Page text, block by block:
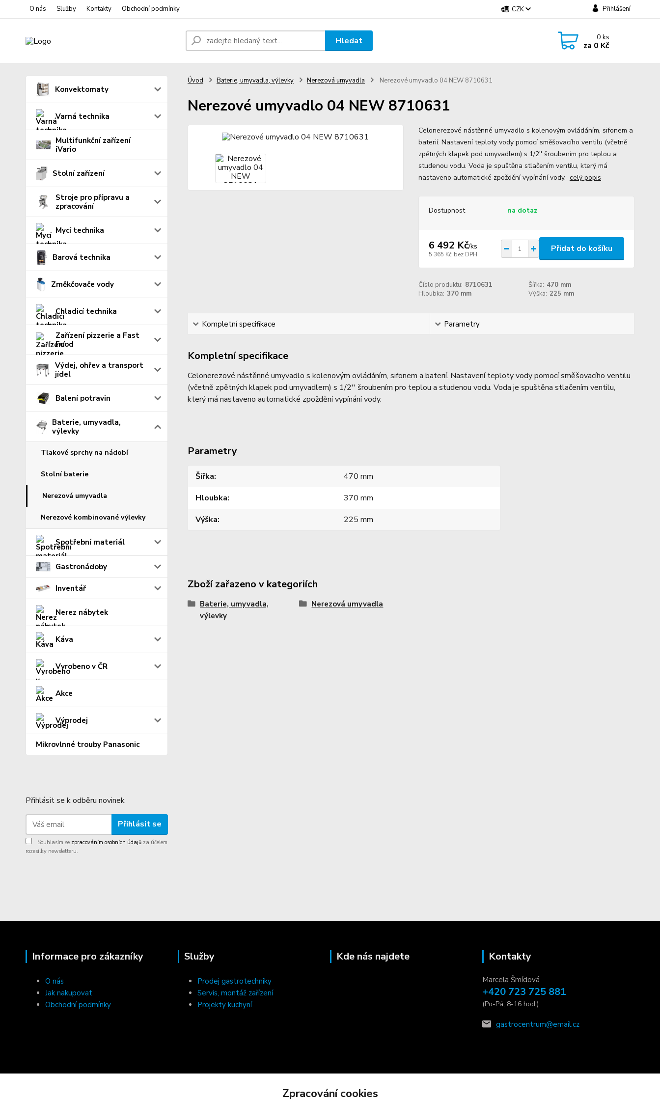
O nás Služby Kontakty Obchodní podmínky CZK Přihlášení
Hledat 0ks
za 0 Kč
Konvektomaty
Varná technika
Multifunkční zařízení
iVario
Stolní zařízení
Stroje pro přípravu a
zpracování
Mycí technika
Barová technika
Změkčovače vody
Chladicí technika
Zařízení pizzerie a Fast
Food
Výdej, ohřev a transport
jídel
Balení potravin
Baterie, umyvadla,
výlevky
Tlakové sprchy na nádobí
Stolní baterie
Nerezová umyvadla
Nerezové kombinované výlevky
Spotřební materiál
Gastronádoby
Inventář
Nerez nábytek
Káva
Vyrobeno v ČR
Akce
Výprodej
Mikrovlnné trouby Panasonic
Přihlásit se k odběru novinek
Přihlásit se
Souhlasím se zpracováním osobních údajů za účelem
rozesílky newsletteru.
Úvod Baterie, umyvadla, výlevky Nerezová umyvadla Nerezové umyvadlo 04 NEW 8710631
Nerezové umyvadlo 04 NEW 8710631
Celonerezové nástěnné umyvadlo s kolenovým ovládáním, sifonem a
baterií. Nastavení teploty vody pomocí směšovacího ventilu (včetně
zpětných klapek pod umyvadlem) s 1/2'' šroubením pro teplou a
studenou vodu. Voda je spuštěna stlačením ventilu, který má
nastaveno automatické zpoždění vypínání vody. celý popis
Dostupnost na dotaz
6 492 Kč/ks
5 365 Kč bez DPH
Přidat do košíku
Číslo produktu: 8710631 Šířka: 470 mm
Hloubka: 370 mm Výška: 225 mm
Kompletní specifikace Parametry
Kompletní specifikace
Celonerezové nástěnné umyvadlo s kolenovým ovládáním, sifonem a baterií. Nastavení teploty vody pomocí směšovacího ventilu
(včetně zpětných klapek pod umyvadlem) s 1/2'' šroubením pro teplou a studenou vodu. Voda je spuštěna stlačením ventilu,
který má nastaveno automatické zpoždění vypínání vody.
Parametry
Šířka
470 mm
Hloubka
370 mm
Výška
225 mm
Zboží zařazeno v kategoriích
Baterie, umyvadla,
výlevky
Nerezová umyvadla
Informace pro zákazníky
O nás
Jak nakupovat
Obchodní podmínky
Služby
Prodej gastrotechniky
Servis, montáž zařízení
Projekty kuchyní
Kde nás najdete Kontakty
Marcela Šmídová
+420 723 725 881
(Po-Pá, 8-16 hod.)
gastrocentrum@email.cz
Zpracování cookies